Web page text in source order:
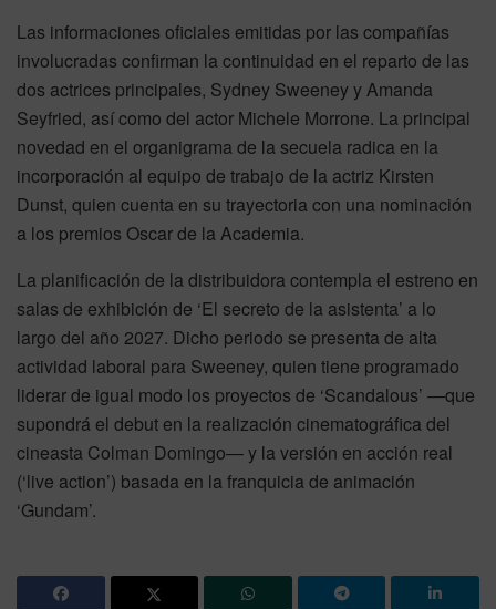
Las informaciones oficiales emitidas por las compañías
involucradas confirman la continuidad en el reparto de las
dos actrices principales, Sydney Sweeney y Amanda
Seyfried, así como del actor Michele Morrone. La principal
novedad en el organigrama de la secuela radica en la
incorporación al equipo de trabajo de la actriz Kirsten
Dunst, quien cuenta en su trayectoria con una nominación
a los premios Oscar de la Academia.
La planificación de la distribuidora contempla el estreno en
salas de exhibición de ‘El secreto de la asistenta’ a lo
largo del año 2027. Dicho periodo se presenta de alta
actividad laboral para Sweeney, quien tiene programado
liderar de igual modo los proyectos de ‘Scandalous’ —que
supondrá el debut en la realización cinematográfica del
cineasta Colman Domingo— y la versión en acción real
(‘live action’) basada en la franquicia de animación
‘Gundam’.